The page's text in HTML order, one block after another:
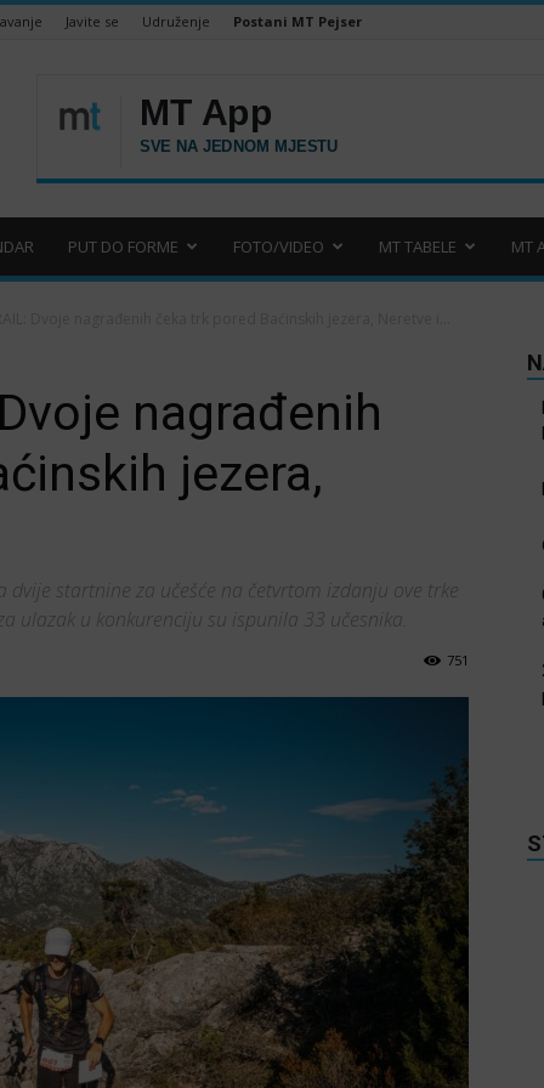
Javite se Udruženje Postani MT Pejser
PUT DO FORME FOTO/VIDEO MT TABELE MT
nagrađenih
jezera,
startnine za učešće na četvrtom izdanju ove trke
ulazak u konkurenciju su ispunila 33 učesnika.
751